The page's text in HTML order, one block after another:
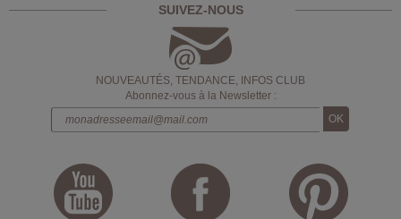
SUIVEZ-NOUS
NOUVEAUTÉS, TENDANCE, INFOS CLUB
Abonnez-vous à la Newsletter :